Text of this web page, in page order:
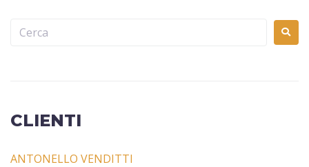
CLIENTI
ANTONELLO VENDITTI